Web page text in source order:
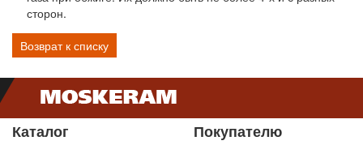
сторон.
Возврат к списку
Каталог Покупателю